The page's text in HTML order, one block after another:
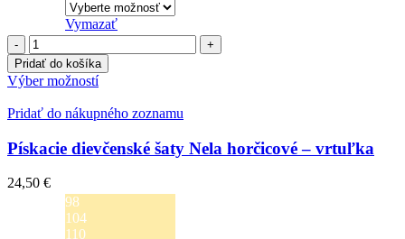
Vymazať
množstvo
Zuppa
šaty
LOLLA
MARINE
Pridať do košíka
Výber možnostíTento
má
variantov.
Možnosti
môžete
Pridať do nákupného zoznamu
Pískacie dievčenské šaty Nela horčicové – vrtuľka
24,50 €
98
104
110